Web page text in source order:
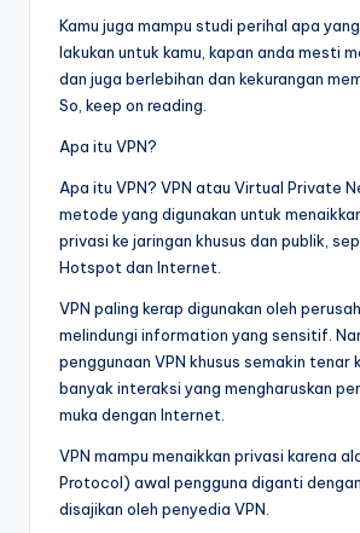
Kamu juga mampu studi perihal apa
lakukan untuk kamu, kapan anda mesti
dan juga berlebihan dan kekurangan
So, keep on reading.
Apa itu VPN?
Apa itu VPN? VPN atau Virtual Private
metode yang digunakan untuk
privasi ke jaringan khusus dan publik,
Hotspot dan Internet.
VPN paling kerap digunakan oleh
melindungi information yang sensitif.
penggunaan VPN khusus semakin tenar
banyak interaksi yang mengharuskan
muka dengan Internet.
VPN mampu menaikkan privasi karena
Protocol) awal pengguna diganti
disajikan oleh penyedia VPN.